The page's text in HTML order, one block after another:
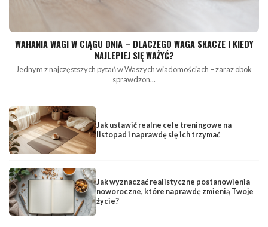
WAHANIA WAGI W CIĄGU DNIA – DLACZEGO WAGA SKACZE I KIEDY
NAJLEPIEJ SIĘ WAŻYĆ?
Jednym z najczęstszych pytań w Waszych wiadomościach – zaraz obok
sprawdzon...
Jak ustawić realne cele treningowe na
listopad i naprawdę się ich trzymać
Jak wyznaczać realistyczne postanowienia
noworoczne, które naprawdę zmienią Twoje
życie?